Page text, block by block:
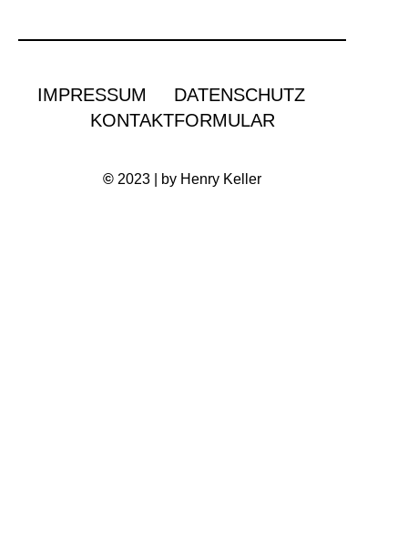
IMPRESSUM
DATENSCHUTZ
KONTAKTFORMULAR
© 2023 | by Henry Keller